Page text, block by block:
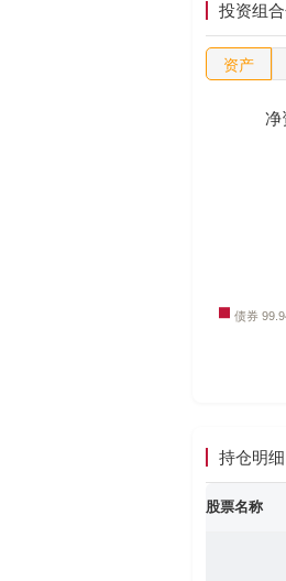
投资组
资产
净
持仓明细
股票名称